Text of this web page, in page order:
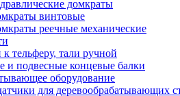
домкраты
винтовые
реечные механические
тельферу, тали ручной
и подвесные концевые балки
оборудование
для деревообрабатывающих